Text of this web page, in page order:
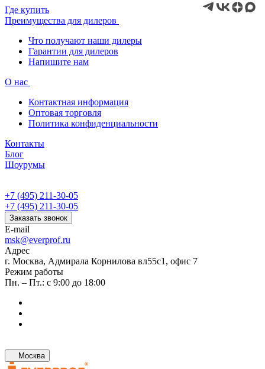
Где купить
Преимущества для дилеров
Что получают наши дилеры
Гарантии для дилеров
Напишите нам
О нас
Контактная информация
Оптовая торговля
Политика конфиденциальности
Контакты
Блог
Шоурумы
+7 (495) 211-30-05
+7 (495) 211-30-05
Заказать звонок
E-mail
msk@everprof.ru
Адрес
г. Москва, Адмирала Корнилова вл55с1, офис 7
Режим работы
Пн. – Пт.: с 9:00 до 18:00
Москва